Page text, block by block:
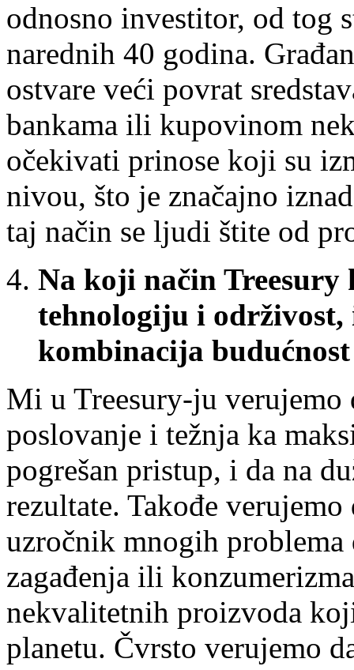
odnosno investitor, od tog
narednih 40 godina.
ostvare veći povrat
bankama ili kupovinom
očekivati prinose koji su
nivou, što je značajno
taj način se ljudi štite od
Na koji način
tehnologiju i održivost,
kombinacija
Mi u Treesury-ju verujemo
poslovanje i težnja ka
pogrešan pristup, i da na
rezultate. Takođe
uzročnik mnogih problema
zagađenja ili
nekvalitetnih proizvoda
planetu. Čvrsto verujemo